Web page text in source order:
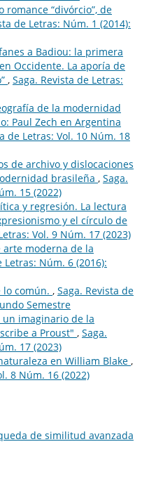
“divórcio”, de
de Letras: Núm. 1 (2014):
a Badiou: la primera
Occidente. La aporía de
, Saga. Revista de Letras:
de la modernidad
Paul Zech en Argentina
de Letras: Vol. 10 Núm. 18
de archivo y dislocaciones
brasileña , Saga.
15 (2022)
y regresión. La lectura
y el círculo de
Vol. 9 Núm. 17 (2023)
arte moderna de la
Letras: Núm. 6 (2016):
lo común. , Saga. Revista de
Semestre
un imaginario de la
a Proust" , Saga.
17 (2023)
en William Blake ,
8 Núm. 16 (2022)
de similitud avanzada